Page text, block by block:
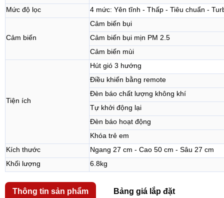
Mức độ lọc
4 mức: Yên tĩnh - Thấp - Tiêu chuẩn -
Cảm biến
Cảm biến bụi
Cảm biến bụi mịn PM 2.5
Cảm biến mùi
Tiện ích
Hút gió 3 hướng
Điều khiển bằng remote
Đèn báo chất lượng không khí
Tự khởi động lại
Đèn báo hoạt động
Khóa trẻ em
Kích thước
Ngang 27 cm - Cao 50 cm - Sâu 27 cm
Khối lượng
6.8kg
Thông tin sản phẩm Bảng giá lắp đặt